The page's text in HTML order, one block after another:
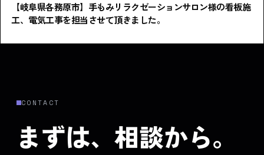
【岐阜県各務原市】手もみリラクゼーションサロン様の看板施
工、電気工事を担当させて頂きました。
CONTACT
まずは、相談から。